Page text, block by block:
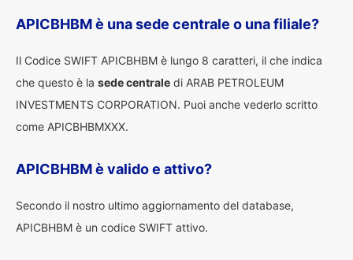
APICBHBM è una sede centrale o una filiale?
Il Codice SWIFT APICBHBM è lungo 8 caratteri, il che indica
che questo è la sede centrale di ARAB PETROLEUM
INVESTMENTS CORPORATION. Puoi anche vederlo scritto
come APICBHBMXXX.
APICBHBM è valido e attivo?
Secondo il nostro ultimo aggiornamento del database,
APICBHBM è un codice SWIFT attivo.